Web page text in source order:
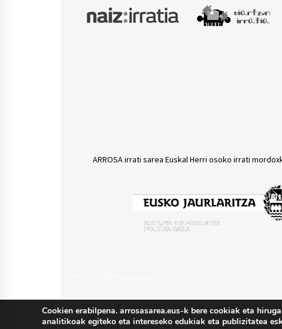
ARROSA irrati sarea Euskal Herri osoko irrati
Cookien erabilpena. arrosasarea.eus-k bere cookiak eta
analitikoak egiteko eta intereseko edukiak eta publizitatea